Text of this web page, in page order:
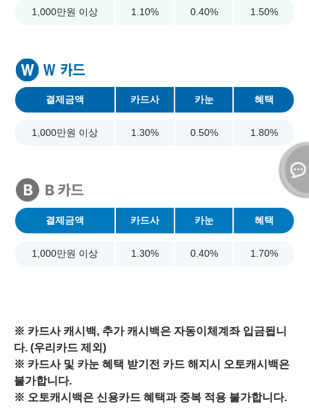
1,000만원 이상 1.10% 0.40% 1.50%
결제금액 카드사 카눈 혜택
1,000만원 이상 1.30% 0.50% 1.80%
결제금액 카드사 카눈 혜택
1,000만원 이상 1.30% 0.40% 1.70%
※ 카드사 캐시백, 추가 캐시백은 자동이체계좌 입금됩니
다. (우리카드 제외)
※ 카드사 및 카눈 혜택 받기전 카드 해지시 오토캐시백은
불가합니다.
※ 오토캐시백은 신용카드 혜택과 중복 적용 불가합니다.